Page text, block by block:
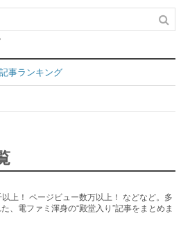
事ランキング
上！ ページビュー数万以上！ などなど。多
、電ファミ渾身の“殿堂入り”記事をまとめま